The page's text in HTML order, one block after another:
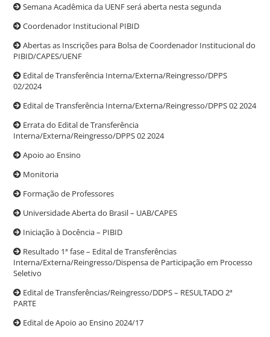
Semana Acadêmica da UENF será aberta nesta segunda
Coordenador Institucional PIBID
Abertas as Inscrições para Bolsa de Coordenador Institucional do
PIBID/CAPES/UENF
Edital de Transferência Interna/Externa/Reingresso/DPPS
02/2024
Edital de Transferência Interna/Externa/Reingresso/DPPS 02 2024
Errata do Edital de Transferência
Interna/Externa/Reingresso/DPPS 02 2024
Apoio ao Ensino
Monitoria
Formação de Professores
Universidade Aberta do Brasil – UAB/CAPES
Iniciação à Docência – PIBID
Resultado 1ª fase – Edital de Transferências
Interna/Externa/Reingresso/Dispensa de Participação em Processo
Seletivo
Edital de Transferências/Reingresso/DDPS – RESULTADO 2ª
PARTE
Edital de Apoio ao Ensino 2024/17